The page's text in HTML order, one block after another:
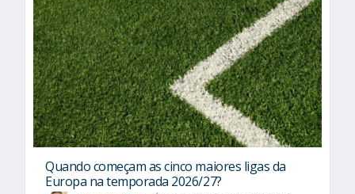
Quando começam as cinco maiores ligas da
Europa na temporada 2026/27?